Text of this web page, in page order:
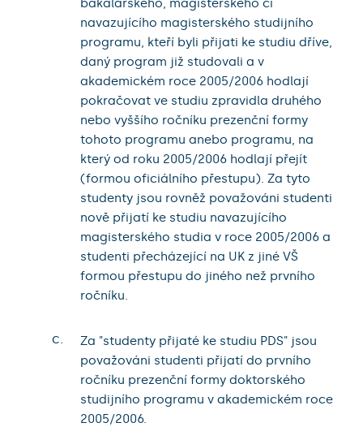
navazujícího magisterského studijního
programu, kteří byli přijati ke studiu dříve,
daný program již studovali a v
akademickém roce 2005/2006 hodlají
pokračovat ve studiu zpravidla druhého
nebo vyššího ročníku prezenční formy
tohoto programu anebo programu, na
který od roku 2005/2006 hodlají přejít
(formou oficiálního přestupu). Za tyto
studenty jsou rovněž považováni studenti
nově přijatí ke studiu navazujícího
magisterského studia v roce 2005/2006 a
studenti přecházející na UK z jiné VŠ
formou přestupu do jiného než prvního
ročníku.
c.
Za "studenty přijaté ke studiu PDS" jsou
považováni studenti přijatí do prvního
ročníku prezenční formy doktorského
studijního programu v akademickém roce
2005/2006.